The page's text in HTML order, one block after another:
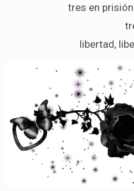
tres en
libertad,